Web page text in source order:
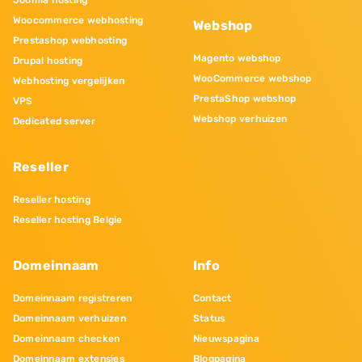
Woocommerce webhosting
Prestashop webhosting
Drupal hosting
Webhosting vergelijken
VPS
Dedicated server
Reseller
Reseller hosting
Reseller hosting Belgie
Webshop
Magento webshop
WooCommerce webshop
PrestaShop webshop
Webshop verhuizen
Domeinnaam
Domeinnaam registreren
Domeinnaam verhuizen
Domeinnaam checken
Domeinnaam extensies
Info
Contact
Status
Nieuwspagina
Blogpagina